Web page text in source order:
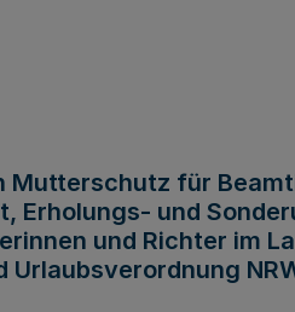
Mutterschutz für
Erholungs- und
und Richter im